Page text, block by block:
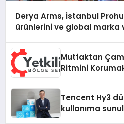
Derya Arms, İstanbul
ürünlerini ve global marka
Mutfaktan
Ritmini
Tencent Hy3
kullanıma